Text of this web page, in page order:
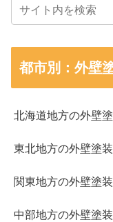
都市別：外壁
北海道地方の外壁
東北地方の外壁塗
関東地方の外壁塗
中部地方の外壁塗